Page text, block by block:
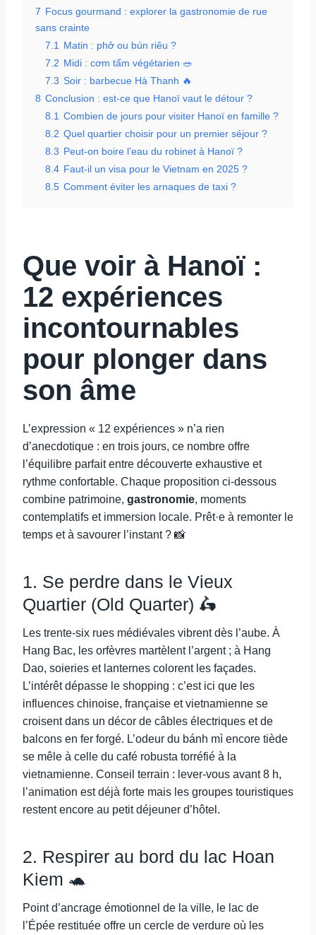
7 Focus gourmand : explorer la gastronomie de rue
sans crainte
7.1
Matin : phở ou bún riêu ?
7.2 Midi : cơm tấm végétarien 🥗
7.3 Soir : barbecue Hà Thanh 🔥
8 Conclusion : est-ce que Hanoï vaut le détour ?
8.1 Combien de jours pour visiter Hanoï en famille ?
8.2 Quel quartier choisir pour un premier séjour ?
8.3 Peut-on boire l’eau du robinet à Hanoï ?
8.4 Faut-il un visa pour le Vietnam en 2025 ?
8.5 Comment éviter les arnaques de taxi ?
Que voir à Hanoï :
12 expériences
incontournables
pour plonger dans
son âme
L’expression « 12 expériences » n’a rien
d’anecdotique : en trois jours, ce nombre offre
l’équilibre parfait entre découverte exhaustive et
rythme confortable. Chaque proposition ci-dessous
combine patrimoine, gastronomie, moments
contemplatifs et immersion locale. Prêt·e à remonter le
temps et à savourer l’instant ? 📸
1. Se perdre dans le Vieux
Quartier (Old Quarter) 🛵
Les trente-six rues médiévales vibrent dès l’aube. À
Hang Bac, les orfèvres martèlent l’argent ; à Hang
Dao, soieries et lanternes colorent les façades.
L’intérêt dépasse le shopping : c’est ici que les
influences chinoise, française et vietnamienne se
croisent dans un décor de câbles électriques et de
balcons en fer forgé. L’odeur du bánh mì encore tiède
se mêle à celle du café robusta torréfié à la
vietnamienne. Conseil terrain : lever-vous avant 8 h,
l’animation est déjà forte mais les groupes touristiques
restent encore au petit déjeuner d’hôtel.
2. Respirer au bord du lac Hoan
Kiem 🐢
Point d’ancrage émotionnel de la ville, le lac de
l’Épée restituée offre un cercle de verdure où les